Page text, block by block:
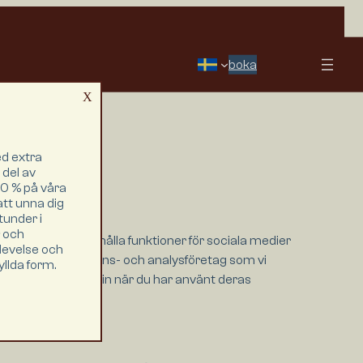
boka
tillhandahålla funktioner för sociala medier
och annons- och analysföretag som vi
de har samlat in när du har använt deras
extra
av
% på våra
unna dig
i
och
och
form.
X